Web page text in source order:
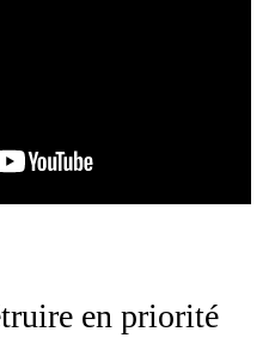
en priorité